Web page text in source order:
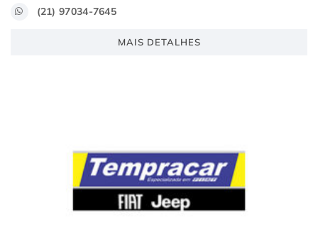
(21) 97034-7645
MAIS DETALHES